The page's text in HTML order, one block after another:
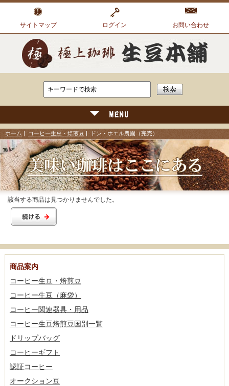
サイトマップ ログイン お問い合わせ
ホーム コーヒー生豆・焙煎豆 | ドン・ホエル農園（完売）
該当する商品は見つかりませんでした。
商品案内
コーヒー生豆・焙煎豆
コーヒー生豆（麻袋）
コーヒー関連器具・用品
コーヒー生豆焙煎豆国別一覧
ドリップバッグ
コーヒーギフト
認証コーヒー
オークション豆